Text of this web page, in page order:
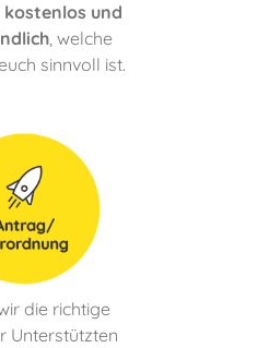
und
, welche
sinnvoll ist.
die richtige
Unterstützten